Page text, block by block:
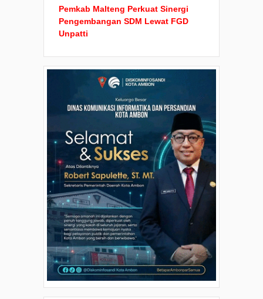
Pemkab Malteng Perkuat Sinergi
Pengembangan SDM Lewat FGD
Unpatti